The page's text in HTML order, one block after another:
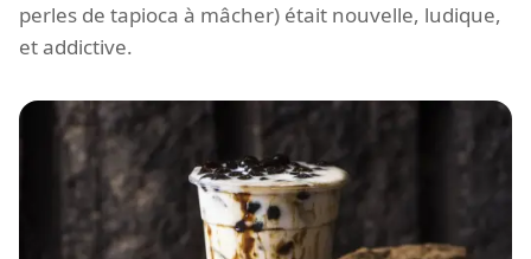
perles de tapioca à mâcher) était nouvelle, ludique,
et addictive.